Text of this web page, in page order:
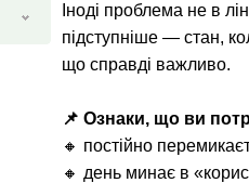
Іноді проблема не в
підступніше — стан,
що справді важливо.
📌 Ознаки, що ви
🔸 постійно
🔸 день минає в